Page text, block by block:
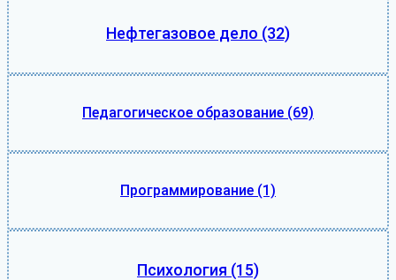
Нефтегазовое дело (32)
Педагогическое образование (69)
Программирование (1)
Психология (15)